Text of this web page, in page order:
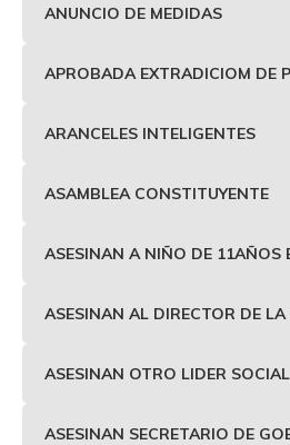
ANUNCIO DE MEDIDAS
APROBADA EXTRADICIOM DE
ARANCELES INTELIGENTES
ASAMBLEA CONSTITUYENTE
ASESINAN A NIÑO DE 11AÑOS
ASESINAN AL DIRECTOR DE LA
ASESINAN OTRO LIDER SOCIAL
ASESINAN SECRETARIO DE